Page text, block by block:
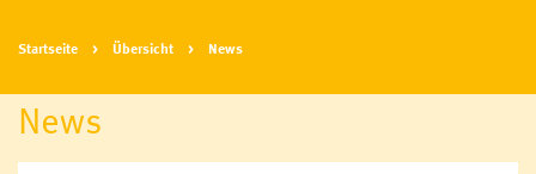
Startseite Übersicht News
News